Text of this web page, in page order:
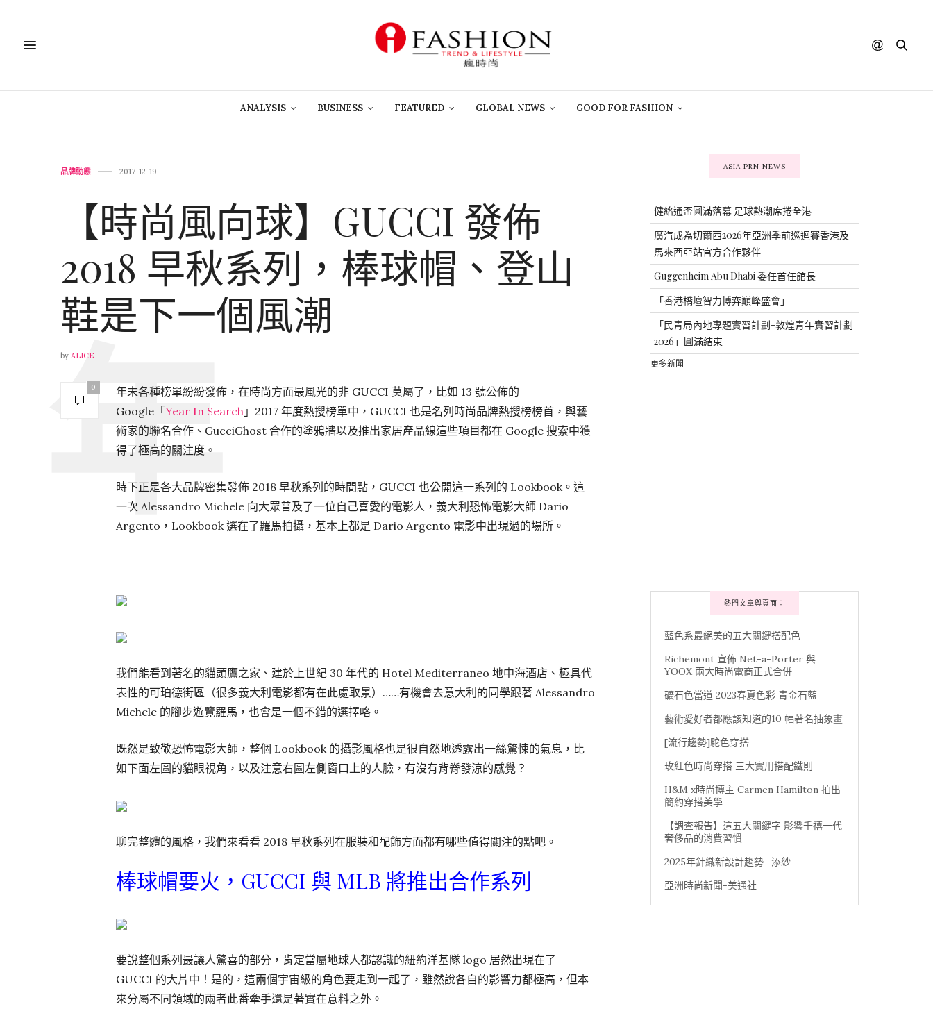
ANALYSIS BUSINESS FEATURED GLOBAL NEWS GOOD FOR FASHION
品牌動態 2017-12-19
【時尚風向球】GUCCI 發佈
2018 早秋系列，棒球帽、登山
鞋是下一個風潮
by ALICE
0
年末各種榜單紛紛發佈，在時尚方面最風光的非 GUCCI 莫屬了，比如 13 號公佈的
Google「Year In Search 」2017 年度熱搜榜單中，GUCCI 也是名列時尚品牌熱搜榜榜首，與藝
術家的聯名合作、GucciGhost 合作的塗鴉牆以及推出家居產品線這些項目都在 Google 搜索中獲
得了極高的關注度。
時下正是各大品牌密集發佈 2018 早秋系列的時間點，GUCCI 也公開這一系列的 Lookbook。這
一次 Alessandro Michele 向大眾普及了一位自己喜愛的電影人，義大利恐怖電影大師 Dario
Argento，Lookbook 選在了羅馬拍攝，基本上都是 Dario Argento 電影中出現過的場所。
我們能看到著名的貓頭鷹之家、建於上世紀 30 年代的 Hotel Mediterraneo 地中海酒店、極具代
表性的可珀德街區（很多義大利電影都有在此處取景）……有機會去意大利的同學跟著 Alessandro
Michele 的腳步遊覽羅馬，也會是一個不錯的選擇咯。
既然是致敬恐怖電影大師，整個 Lookbook 的攝影風格也是很自然地透露出一絲驚悚的氣息，比
如下面左圖的貓眼視角，以及注意右圖左側窗口上的人臉，有沒有背脊發涼的感覺？
聊完整體的風格，我們來看看 2018 早秋系列在服裝和配飾方面都有哪些值得關注的點吧。
棒球帽要火，GUCCI 與 MLB 將推出合作系列
要說整個系列最讓人驚喜的部分，肯定當屬地球人都認識的紐約洋基隊 logo 居然出現在了
GUCCI 的大片中！是的，這兩個宇宙級的角色要走到一起了，雖然說各自的影響力都極高，但本
來分屬不同領域的兩者此番牽手還是著實在意料之外。
ASIA PRN NEWS
健絡通盃圓滿落幕 足球熱潮席捲全港
廣汽成為切爾西2026年亞洲季前巡迴賽香港及
馬來西亞站官方合作夥伴
Guggenheim Abu Dhabi 委任首任館長
「香港橋壇智力博弈巔峰盛會」
「民青局內地專題實習計劃-敦煌青年實習計劃
2026」圓滿結束
更多新聞
熱門文章與頁面︰
藍色系最絕美的五大關鍵搭配色
Richemont 宣佈 Net-a-Porter 與
YOOX 兩大時尚電商正式合併
礦石色當道 2023春夏色彩 青金石藍
藝術愛好者都應該知道的10 幅著名抽象畫
[流行趨勢]駝色穿搭
玫紅色時尚穿搭 三大實用搭配鐵則
H&M x時尚博主 Carmen Hamilton 拍出
簡約穿搭美學
【調查報告】這五大關鍵字 影響千禧一代
奢侈品的消費習慣
2025年針織新設計趨勢 -添紗
亞洲時尚新聞-美通社